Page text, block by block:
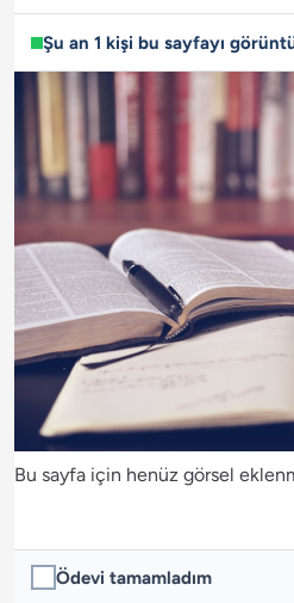
Şu an 1 kişi bu sayfayı
Bu sayfa için henüz görsel
Ödevi tamamladım